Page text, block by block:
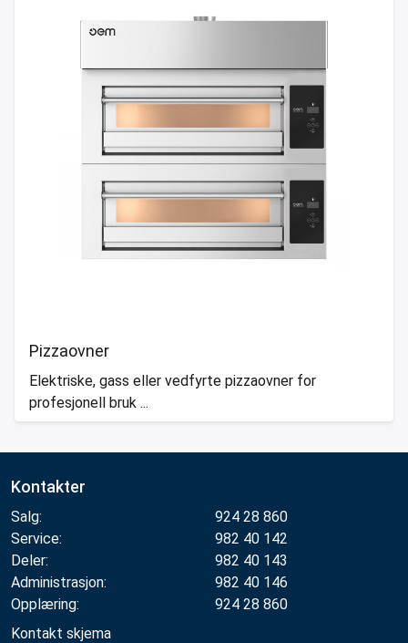
Pizzaovner
Elektriske, gass eller vedfyrte pizzaovner for
profesjonell bruk ...
Kontakter
Salg:
924 28 860
Service:
982 40 142
Deler:
982 40 143
Administrasjon:
982 40 146
Opplæring:
924 28 860
Kontakt skjema